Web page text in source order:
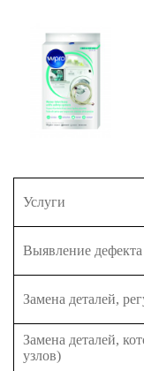
Услуги
Выявление
Замена деталей,
Замена деталей,
узлов)